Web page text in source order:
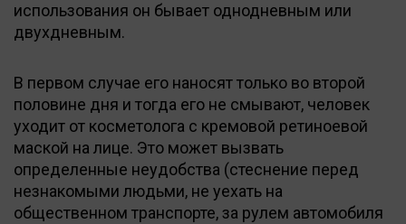
использования он бывает однодневным или
двухдневным.
В первом случае его наносят только во второй
половине дня и тогда его не смывают, человек
уходит от косметолога с кремовой ретиноевой
маской на лице. Это может вызвать
определенные неудобства (стеснение перед
незнакомыми людьми, не уехать на
общественном транспорте, за рулем автомобиля